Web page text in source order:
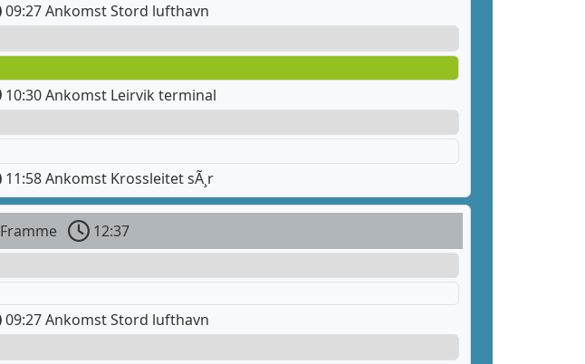
09:27 Ankomst Stord lufthavn
10:30 Ankomst Leirvik terminal
11:58 Ankomst Krossleitet sÃ¸r
Framme
12:37
09:27 Ankomst Stord lufthavn